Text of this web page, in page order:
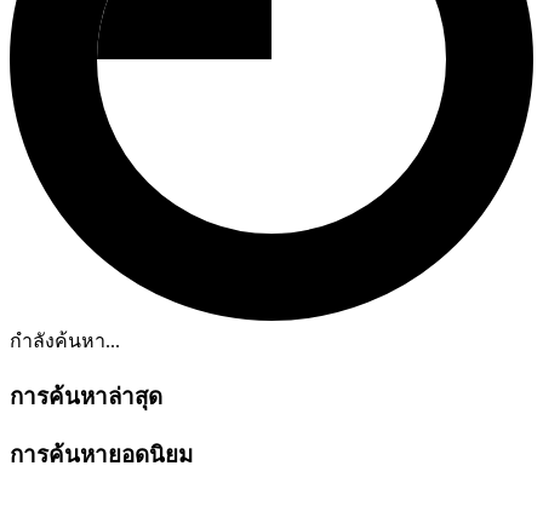
กำลังค้นหา...
การค้นหาล่าสุด
การค้นหายอดนิยม